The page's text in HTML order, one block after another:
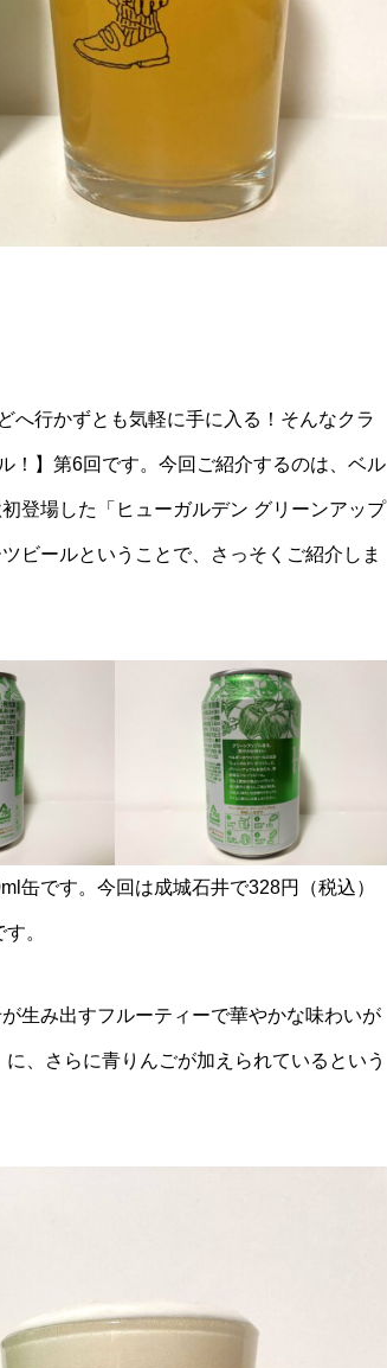
へ行かずとも気軽に手に入る！そんなクラ
！】第6回です。今回ご紹介するのは、ベル
登場した「ヒューガルデン グリーンアップ
ビールということで、さっそくご紹介しま
缶です。今回は成城石井で328円（税込）
。
生み出すフルーティーで華やかな味わいが
、さらに青りんごが加えられているという